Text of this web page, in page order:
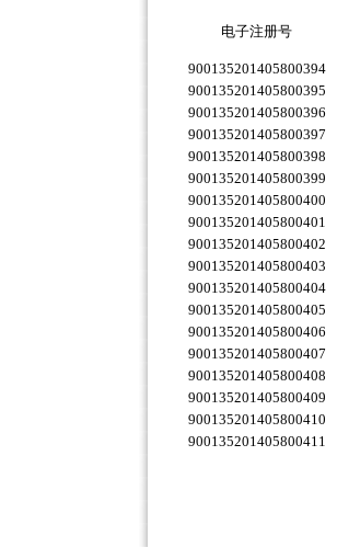
电子注册号
900135201405800394
900135201405800395
900135201405800396
900135201405800397
900135201405800398
900135201405800399
900135201405800400
900135201405800401
900135201405800402
900135201405800403
900135201405800404
900135201405800405
900135201405800406
900135201405800407
900135201405800408
900135201405800409
900135201405800410
900135201405800411